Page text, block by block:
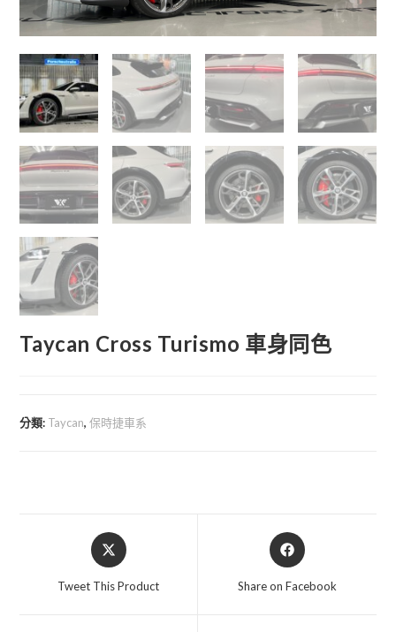
Taycan Cross Turismo 車身同色
分類: Taycan,保時捷車系
Opens
in
Tweet This Product
Opens
in
Share on Facebook